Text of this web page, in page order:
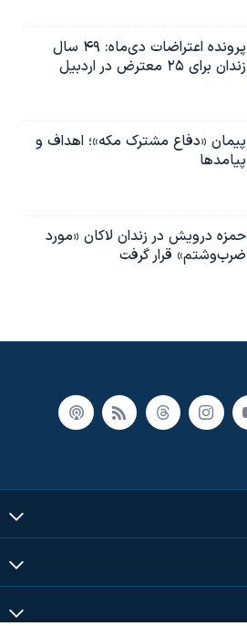
پرونده اعتراضات دی‌ماه: ۴۹ سال
زندان برای ۲۵ معترض در اردبیل
پیمان «دفاع مشترک مکه»؛ اهداف و
پیامدها
حمزه درویش در زندان لاکان «مورد
ضرب‌وشتم» قرار گرفت